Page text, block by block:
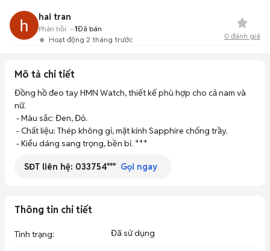
hai tran
Hoạt động 2 tháng trước
Phản hồi: --1Đã bán
0 đánh giá
Mô tả chi tiết
Đồng hồ đeo tay HMN Watch, thiết kế phù hợp cho cả nam và
nữ.
- Kiểu dáng sang trọng, bền bỉ. ***
SĐT liên hệ: 033754*** Gọi ngay
Thông tin chi tiết
Tình trạng: Đã sử dụng